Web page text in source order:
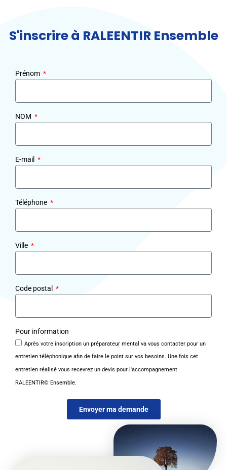
S'inscrire à RALEENTIR Ensemble
Prénom
NOM
E-mail
Téléphone
Ville
Code postal
Pour information
Après votre inscription un préparateur mental va vous contacter pour un
entretien téléphonique afin de faire le point sur vos besoins. Une fois cet
entretien réalisé vous recevrez un devis pour l'accompagnement
RALEENTIR© Ensemble.
Envoyer ma demande